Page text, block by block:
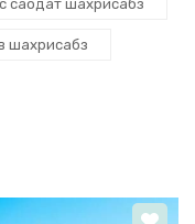
саодат шахрисабз
шахрисабз